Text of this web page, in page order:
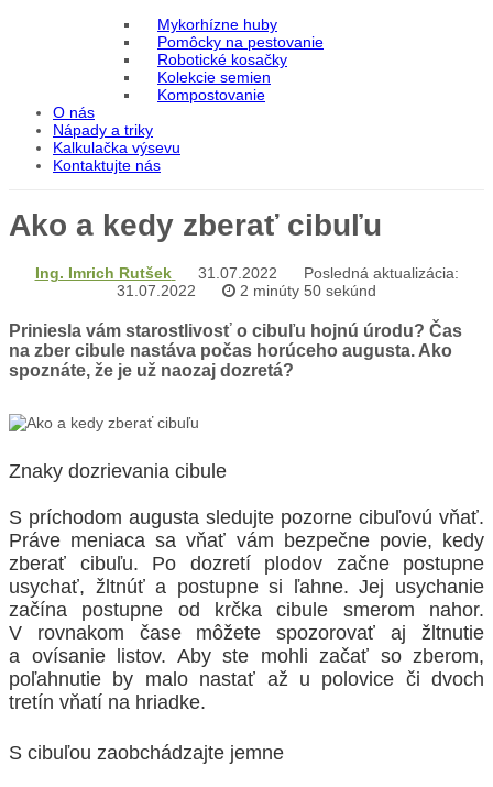
Mykorhízne huby
Pomôcky na pestovanie
Robotické kosačky
Kolekcie semien
Kompostovanie
O nás
Nápady a triky
Kalkulačka výsevu
Kontaktujte nás
Ako a kedy zberať cibuľu
Ing. Imrich Rutšek 31.07.2022
Posledná aktualizácia:
31.07.2022
2 minúty 50 sekúnd
Priniesla vám starostlivosť o cibuľu hojnú úrodu? Čas
na zber cibule nastáva počas horúceho augusta. Ako
spoznáte, že je už naozaj dozretá?
Znaky dozrievania cibule
S príchodom augusta sledujte pozorne cibuľovú vňať.
Práve meniaca sa vňať vám bezpečne povie, kedy
zberať cibuľu. Po dozretí plodov začne postupne
usychať, žltnúť a postupne si ľahne. Jej usychanie
začína postupne od krčka cibule smerom nahor.
V rovnakom čase môžete spozorovať aj žltnutie
a ovísanie listov. Aby ste mohli začať so zberom,
poľahnutie by malo nastať až u polovice či dvoch
tretín vňatí na hriadke.
S cibuľou zaobchádzajte jemne